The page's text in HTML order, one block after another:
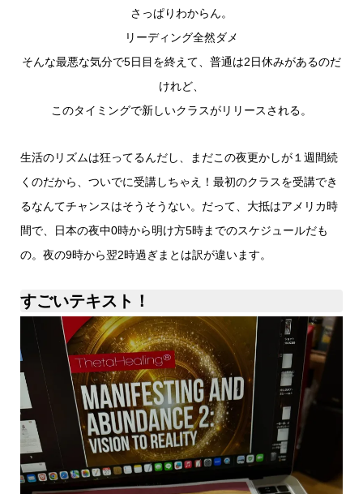
さっぱりわからん。
リーディング全然ダメ
そんな最悪な気分で5日目を終えて、普通は2日休みがあるのだ
けれど、
このタイミングで新しいクラスがリリースされる。
生活のリズムは狂ってるんだし、まだこの夜更かしが１週間続
くのだから、ついでに受講しちゃえ！最初のクラスを受講でき
るなんてチャンスはそうそうない。だって、大抵はアメリカ時
間で、日本の夜中0時から明け方5時までのスケジュールだも
の。夜の9時から翌2時過ぎまとは訳が違います。
すごいテキスト！